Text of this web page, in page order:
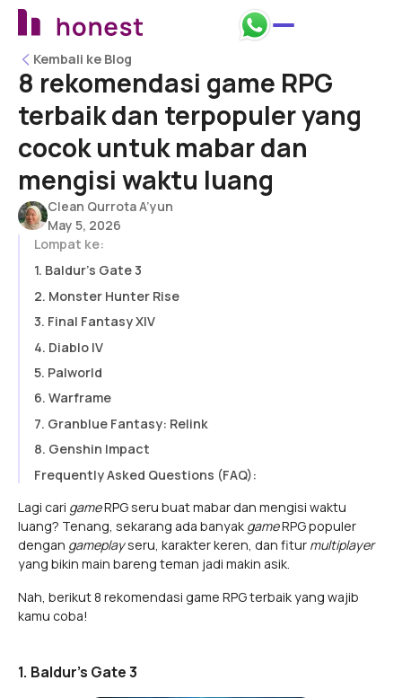
Kembali ke Blog
Kembali ke Blog
8 rekomendasi game RPG
terbaik dan terpopuler yang
cocok untuk mabar dan
mengisi waktu luang
Clean Qurrota A’yun
May 5, 2026
Lompat ke:
1. Baldur's Gate 3
2. Monster Hunter Rise
3. Final Fantasy XIV
4. Diablo IV
5. Palworld
6. Warframe
7. Granblue Fantasy: Relink
8. Genshin Impact
Frequently Asked Questions (FAQ):
Lagi cari gameRPG seru buat mabar dan mengisi waktu
luang? Tenang, sekarang ada banyak gameRPG populer
dengan gameplayseru, karakter keren, dan fitur multiplayer
yang bikin main bareng teman jadi makin asik.
Nah, berikut 8 rekomendasi game RPG terbaik yang wajib
kamu coba!
1. Baldur's Gate 3